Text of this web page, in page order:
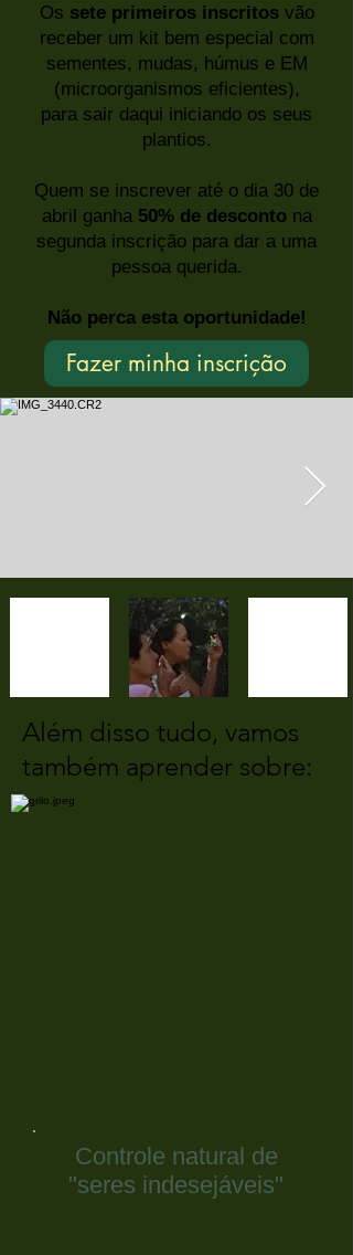
Os sete primeiros inscritosvão
receber um kit bem especial com
sementes, mudas, húmus e EM
(microorganismos eficientes),
para sair daqui iniciando os seus
plantios.
Quem se inscrever até o dia 30 de
abril ganha 50% de desconto na
segunda inscrição para dar a uma
pessoa querida.
Não perca esta oportunidade!
Fazer minha inscrição
Além disso tudo, vamos
também aprender sobre:
Controle natural de
"seres indesejáveis"